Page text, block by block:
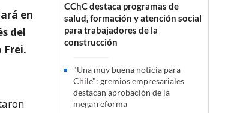
en
del
Frei.
CChC destaca programas de
salud, formación y atención social
para trabajadores de la
construcción
"Una muy buena noticia para
Chile": gremios empresariales
destacan aprobación de la
megarreforma